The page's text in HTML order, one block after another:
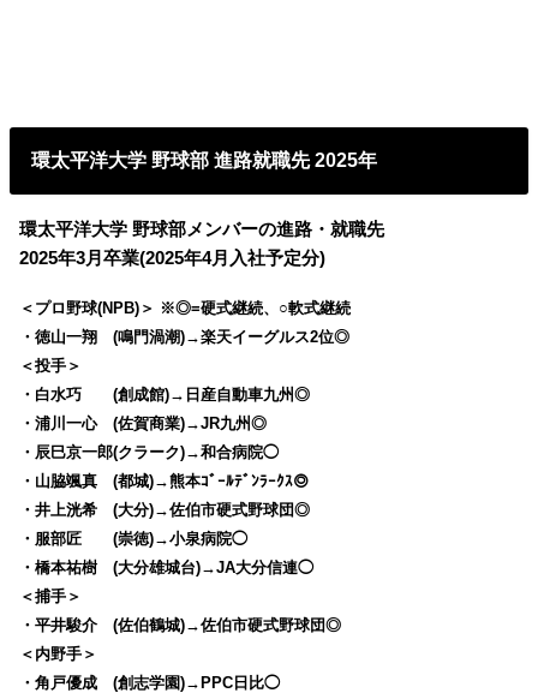
環太平洋大学 野球部 進路就職先 2025年
環太平洋大学 野球部メンバーの進路・就職先
2025年3月卒業(2025年4月入社予定分)
＜プロ野球(NPB)＞ ※◎=硬式継続、○軟式継続
・徳山一翔 (鳴門渦潮)→楽天イーグルス2位◎
＜投手＞
・白水巧 (創成館)→日産自動車九州◎
・浦川一心 (佐賀商業)→JR九州◎
・辰巳京一郎(クラーク)→和合病院◯
・山脇颯真 (都城)→熊本ｺﾞｰﾙﾃﾞﾝﾗｰｸｽ◎
・井上洸希 (大分)→佐伯市硬式野球団◎
・服部匠 (崇徳)→小泉病院◯
・橋本祐樹 (大分雄城台)→JA大分信連◯
＜捕手＞
・平井駿介 (佐伯鶴城)→佐伯市硬式野球団◎
＜内野手＞
・角戸優成 (創志学園)→PPC日比◯